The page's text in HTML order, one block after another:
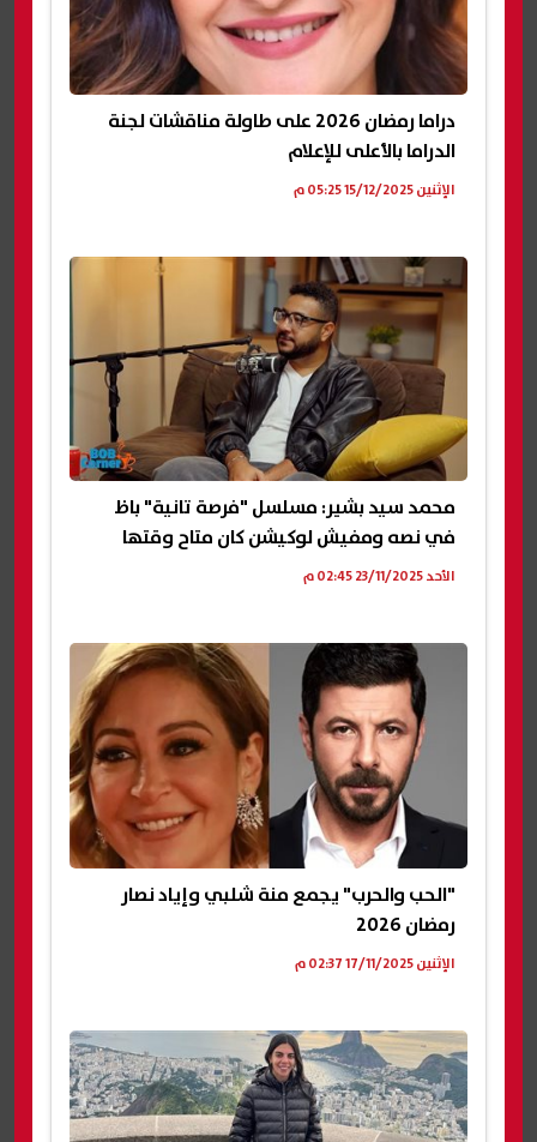
دراما رمضان 2026 على طاولة مناقشات لجنة
الدراما بالأعلى للإعلام
الإثنين 15/12/2025 05:25 م
محمد سيد بشير: مسلسل "فرصة تانية" باظ
في نصه ومفيش لوكيشن كان متاح وقتها
الأحد 23/11/2025 02:45 م
"الحب والحرب" يجمع منة شلبي وإياد نصار
رمضان 2026
الإثنين 17/11/2025 02:37 م